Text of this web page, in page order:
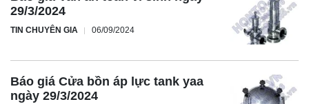
29/3/2024
TIN CHUYÊN GIA 06/09/2024
Báo giá Cửa bồn áp lực tank yaa
ngày 29/3/2024